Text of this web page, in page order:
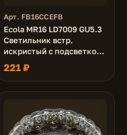
Арт. FB16CCEFB
Ecola MR16 LD7009 GU5.3
Светильник встр.
искристый с подсветкой
"Кристалл" Прозрачный и
Голубой / Хром 30x95
221 ₽